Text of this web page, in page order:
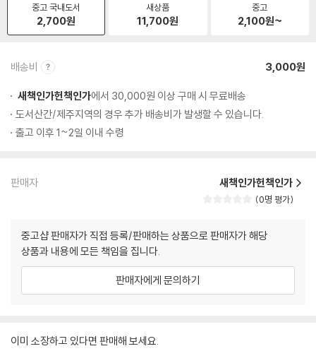
중고 국내도서
2,700원
새상품
11,700원
중고
2,100원~
배송비 3,000원
새책인가헌책인가에서 30,000원 이상 구매 시 무료배송
도서산간/제주지역의 경우 추가 배송비가 발생할 수 있습니다.
출고 이후 1~2일 이내 수령
판매자 새책인가헌책인가
0명 평가
중고샵 판매자가 직접 등록/판매하는 상품으로 판매자가 해당
상품과 내용에 모든 책임을 집니다.
판매자에게 문의하기
이미 소장하고 있다면 판매해 보세요.